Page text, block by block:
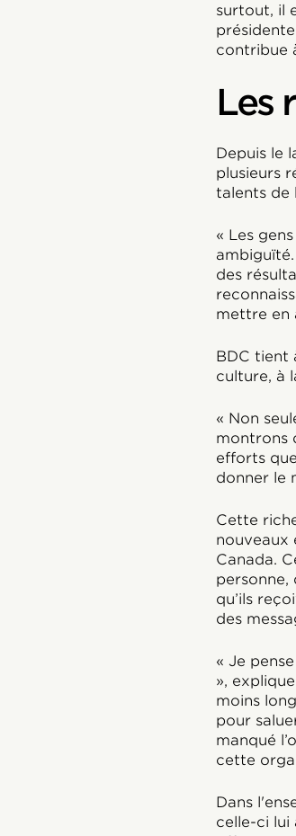
surtout, il
contribue
Les
Depuis le
plusieurs
talents de
« Les
des
mettre en
BDC tient
culture, à
« Non
montrons
efforts
donner le
Cette
nouveaux
Canada.
personne,
qu’ils
des
« Je
»,
moins
pour
manqué
cette
Dans
celle-ci lui